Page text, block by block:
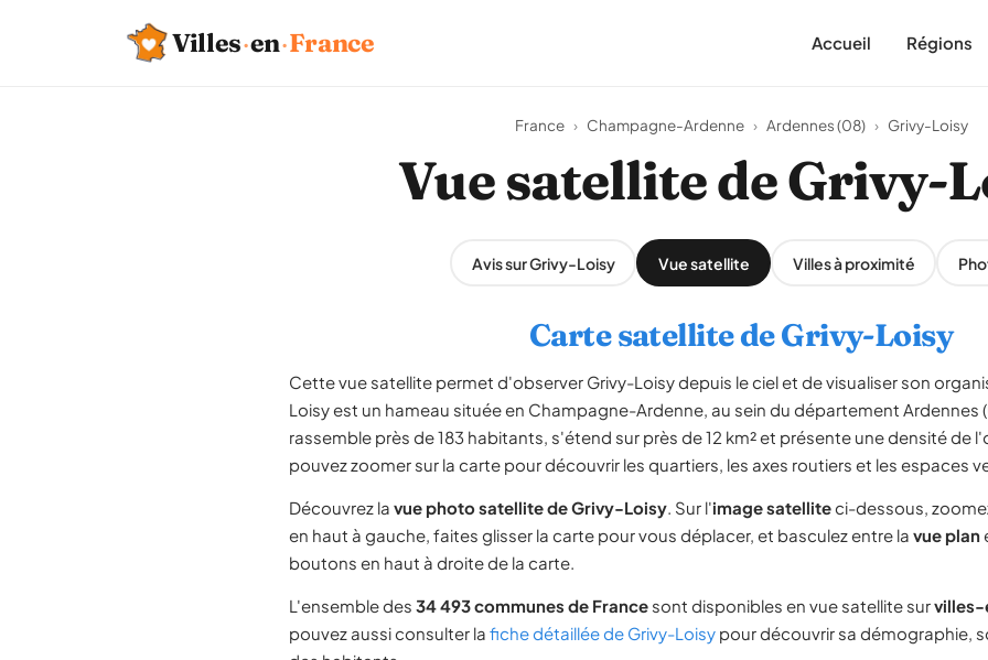
Villes·en·France Accueil Régions
France › Champagne-Ardenne › Ardennes (08) › Grivy-Loisy
Vue satellite de Grivy-
Avis sur Grivy-Loisy Vue satellite Villes à proximité
Carte satellite de Grivy-Loisy
Cette vue satellite permet d'observer Grivy-Loisy depuis le ciel et de visualiser son
Loisy est un hameau située en Champagne-Ardenne, au sein du département Ardennes
rassemble près de 183 habitants, s'étend sur près de 12 km² et présente une densité de
pouvez zoomer sur la carte pour découvrir les quartiers, les axes routiers et les espaces
Découvrez la vue photo satellite de Grivy-Loisy. Sur l'image satelliteci-dessous,
en haut à gauche, faites glisser la carte pour vous déplacer, et basculez entre la vue plan
boutons en haut à droite de la carte.
L'ensemble des 34 493 communes de France sont disponibles en vue satellite sur
pouvez aussi consulter la fiche détaillée de Grivy-Loisy pour découvrir sa démographie,